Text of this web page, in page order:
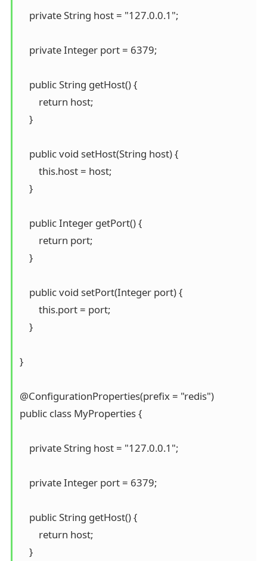
    private String host = "127.0.0.1";
    private Integer port = 6379;
    public String getHost() {
        return host;
    }
    public void setHost(String host) {
        this.host = host;
    }
    public Integer getPort() {
        return port;
    }
    public void setPort(Integer port) {
        this.port = port;
    }
}
@ConfigurationProperties(prefix = "redis")
public class MyProperties {
    private String host = "127.0.0.1";
    private Integer port = 6379;
    public String getHost() {
        return host;
    }